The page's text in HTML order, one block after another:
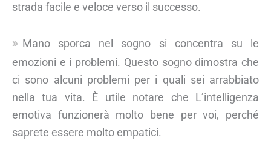
strada facile e veloce verso il successo.
Mano sporca nel sogno si concentra su le
emozioni e i problemi. Questo sogno dimostra che
ci sono alcuni problemi per i quali sei arrabbiato
nella tua vita. È utile notare che L’intelligenza
emotiva funzionerà molto bene per voi, perché
saprete essere molto empatici.